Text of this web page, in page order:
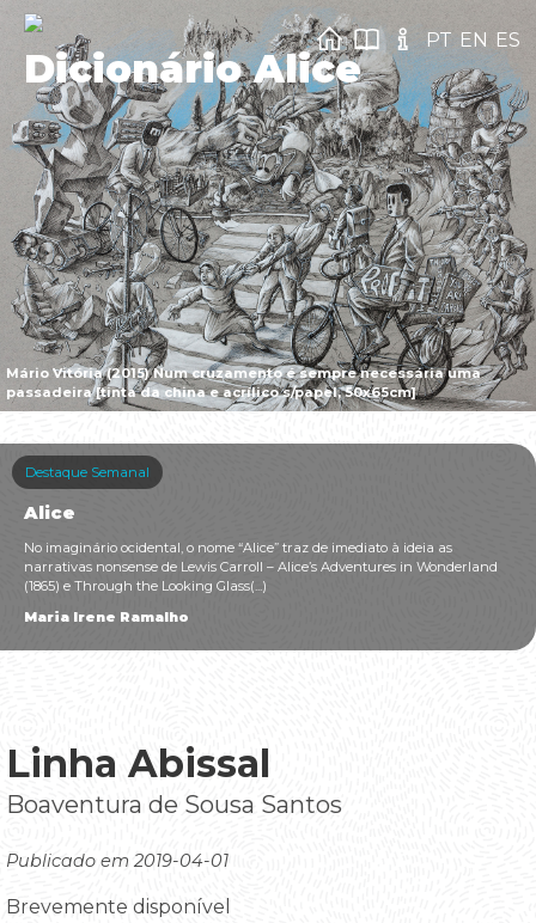
Mário Vitória (2015) Num cruzamento é sempre necessária uma
passadeira [tinta da china e acrílico s/papel, 50x65cm]
Dicionário Alice
PT EN ES
Destaque Semanal
Alice
No imaginário ocidental, o nome “Alice” traz de imediato à ideia as
narrativas nonsense de Lewis Carroll – Alice’s Adventures in Wonderland
(1865) e Through the Looking Glass(...)
Maria Irene Ramalho
Linha Abissal
Boaventura de Sousa Santos
Publicado em 2019-04-01
Brevemente disponível